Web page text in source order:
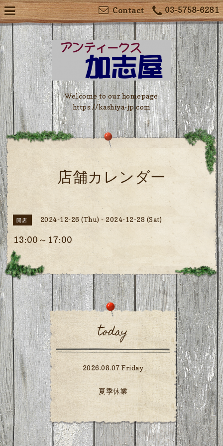
03-5758-6281
Contact
Welcome to our homepage
https://kashiya-jp.com
店舗カレンダー
開店 2024-12-26 (Thu) - 2024-12-28 (Sat)
13:00～17:00
today
2026.08.07 Friday
夏季休業